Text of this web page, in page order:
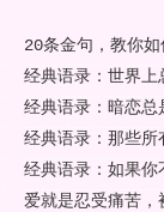
20条金句，教你
经典语录：世界上
经典语录：暗恋总
经典语录：那些所
经典语录：如果你
爱就是忍受痛苦，